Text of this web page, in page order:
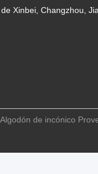
Xinbei, Changzhou,
de incónico